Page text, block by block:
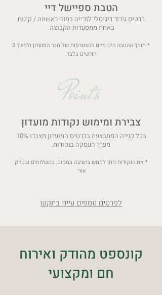
הטבת ספיישל דיי
כרטיס גירוד דיגיטלי לזכייה במנה ראשונה / קינוח
באחת ממסעדות הקבוצה.
* תוקף ההטבה הינו מיום ההצטרפות של חבר המועדון ולמשך 3
חודשים בלבד.
Points
צבירת ומימוש נקודות מועדון
בכל קנייה המתבצעת בכרטיס המועדון תצברו 10%
מערך העסקה בנקודות.
* את הנקודות ניתן לממש בישיבה במקום, במשלוחים ובטייק
אווי.
לפרטים נוספים עיינו בתקנון
קונספט מהודק ואירוח
חם ומקצועי